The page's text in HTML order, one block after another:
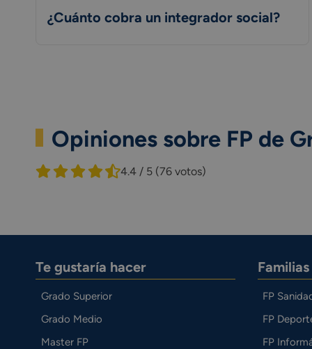
¿Cuánto cobra un integrador social?
Opiniones sobre FP de
4.4 / 5 (76 votos)
Te gustaría hacer
Grado Superior
Grado Medio
Master FP
FP
FP
FP